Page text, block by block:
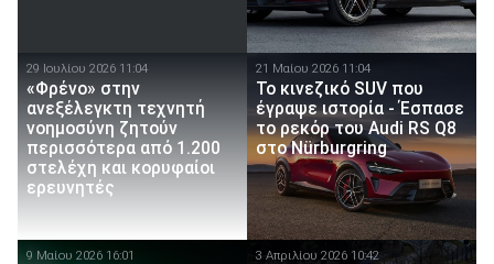
29 Ιουλίου 2026 11:04
«Φρένο» στην
ανεξέλεγκτη τεχνητή
νοημοσύνη ζητούν
περισσότερα από 1.200
στελέχη και κορυφαίοι
ερευνητές
21 Μαίου 2026 11:04
Το κινεζικό SUV που
έγραψε ιστορία - Έσπασε
το ρεκόρ του Audi RS Q8
στο Nürburgring
9 Μαίου 2026 16:01 3 Απριλίου 2026 10:42